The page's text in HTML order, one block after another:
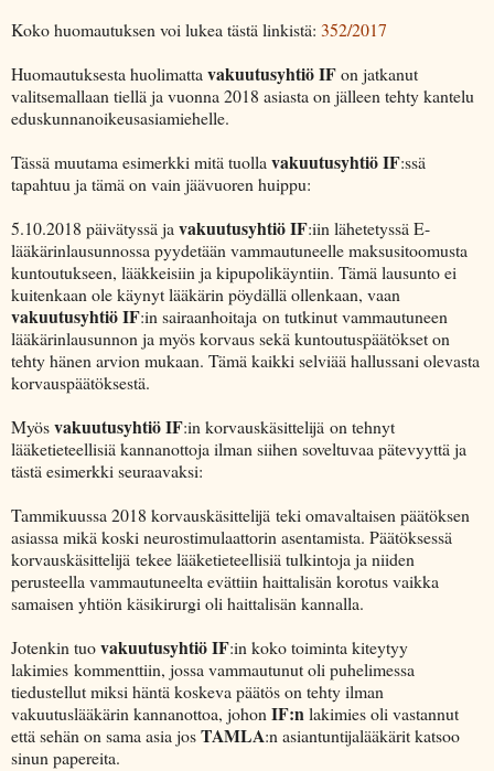
Koko huomautuksen voi lukea tästä linkistä: 352/2017
Huomautuksesta huolimattavakuutusyhtiö IFon jatkanut
valitsemallaan tiellä ja vuonna 2018 asiasta on jälleen tehty kantelu
eduskunnanoikeusasiamiehelle.
Tässä muutama esimerkki mitä tuollavakuutusyhtiö IF:ssä
tapahtuu ja tämä on vain jäävuoren huippu:
5.10.2018 päivätyssä javakuutusyhtiö IF:iin lähetetyssä E-
lääkärinlausunnossa pyydetään vammautuneelle maksusitoomusta
kuntoutukseen, lääkkeisiin ja kipupolikäyntiin. Tämä lausunto ei
kuitenkaan ole käynyt lääkärin pöydällä ollenkaan, vaan
vakuutusyhtiö IF:in sairaanhoitaja on tutkinut vammautuneen
lääkärinlausunnon ja myös korvaus sekä kuntoutuspäätökset on
tehty hänen arvion mukaan. Tämä kaikki selviää hallussani olevasta
korvauspäätöksestä.
Myösvakuutusyhtiö IF:in korvauskäsittelijä on tehnyt
lääketieteellisiä kannanottoja ilman siihen soveltuvaa pätevyyttä ja
tästä esimerkki seuraavaksi:
Tammikuussa 2018 korvauskäsittelijä teki omavaltaisen päätöksen
asiassa mikä koski neurostimulaattorin asentamista. Päätöksessä
korvauskäsittelijä tekee lääketieteellisiä tulkintoja ja niiden
perusteella vammautuneelta evättiin haittalisän korotus vaikka
samaisen yhtiön käsikirurgi oli haittalisän kannalla.
Jotenkin tuovakuutusyhtiö IF:in koko toiminta kiteytyy
lakimies kommenttiin, jossa vammautunut oli puhelimessa
tiedustellut miksi häntä koskeva päätös on tehty ilman
vakuutuslääkärin kannanottoa, johonIF:nlakimies oli vastannut
että sehän on sama asia josTAMLA:n asiantuntijalääkärit katsoo
sinun papereita.